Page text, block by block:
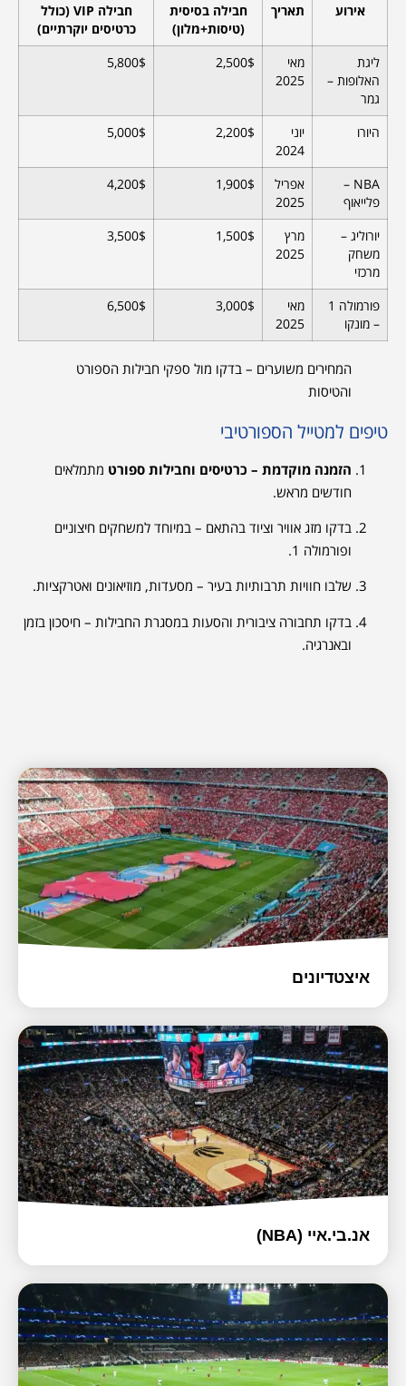
אירוע תאריך
חבילה בסיסית
(טיסות+מלון)
חבילה VIP (כולל
כרטיסים יוקרתיים)
ליגת
האלופות –
גמר
מאי
2025
2,500$
5,800$
היורו
יוני
2024
2,200$
5,000$
NBA –
פלייאוף
אפריל
2025
1,900$
4,200$
יורוליג –
משחק
מרכזי
מרץ
2025
1,500$
3,500$
פורמולה 1
– מונקו
מאי
2025
3,000$
6,500$
המחירים משוערים – בדקו מול ספקי חבילות הספורט
והטיסות
טיפים למטייל הספורטיבי
הזמנה מוקדמת – כרטיסים וחבילות ספורט מתמלאים
חודשים מראש.
בדקו מזג אוויר וציוד בהתאם – במיוחד למשחקים חיצוניים
ופורמולה 1.
שלבו חוויות תרבותיות בעיר – מסעדות, מוזיאונים ואטרקציות.
בדקו תחבורה ציבורית והסעות במסגרת החבילות – חיסכון בזמן
ובאנרגיה.
איצטדיונים
אנ.בי.איי (NBA)